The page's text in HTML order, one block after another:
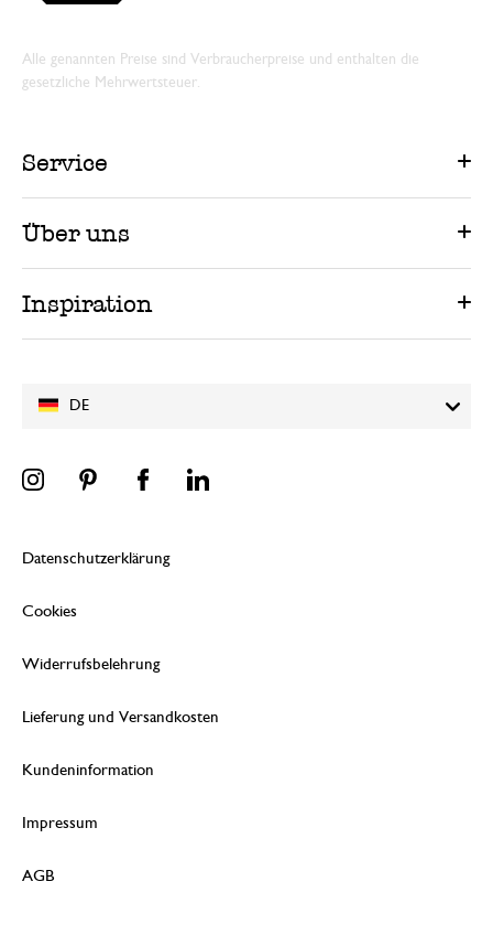
DE
Alle genannten Preise sind Verbraucherpreise und enthalten die
gesetzliche Mehrwertsteuer.
Service
Über uns
Inspiration
Datenschutzerklärung
Cookies
Widerrufsbelehrung
Lieferung und Versandkosten
Kundeninformation
Impressum
AGB